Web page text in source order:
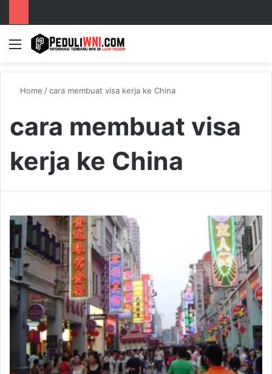
Menu
Home /cara membuat visa kerja ke China
cara membuat visa
kerja ke China